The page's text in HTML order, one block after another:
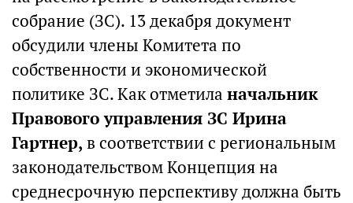
собрание (ЗС). 13 декабря документ
обсудили члены Комитета по
собственности и экономической
политике ЗС. Как отметила начальник
Правового управления ЗС Ирина
Гартнер, в соответствии с региональным
законодательством Концепция на
среднесрочную перспективу должна быть